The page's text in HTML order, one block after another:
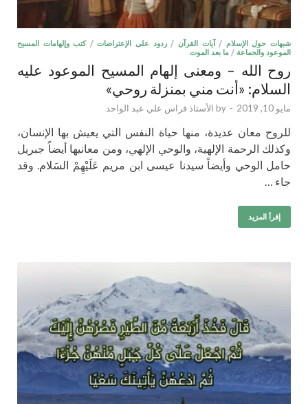
شبهات حول الإسلام /آيات القرآن /ردود على الإعتراضات/كتب وإلهامات المسيح
الموعود والجماعة / ما بعد الموت
روح الله – ومعنى إلهام المسيح الموعود عليه
السلام: «أنت مني بمنزلة روحي»
مايو 10, 2019 -
by الأستاذ فراس علي عبد الواحد
للروح معان عديدة، منها حياة النفس التي يعيش بها الإنسان،
وكذلك الرحمة الإلهية، والوحي الإلهي، ومن معانيها أيضاً جبريل
حامل الوحي وأيضاً سيدنا عيسى ابن مريم عَلَيْهِمْ السَلام. وقد
جاء …
إقرأ المزيد